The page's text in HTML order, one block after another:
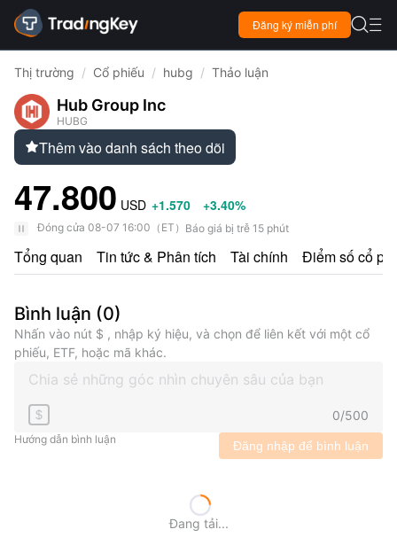
Đăng ký miễn phí  
Thị trường / Cổ phiếu / hubg / Thảo luận
Hub Group Inc
HUBG
Thêm vào danh sách theo dõi
47.800 USD +1.570 +3.40%
Đóng cửa 08-07 16:00 （ ET ） Báo giá bị trễ 15 phút
Tổng quan Tin tức & Phân tích Tài chính Điểm số cổ
Bình luận (0)
Nhấn vào nút $ , nhập ký hiệu, và chọn để liên kết với một cổ
phiếu, ETF, hoặc mã khác.
$ 0/500
Hướng dẫn bình luận Đăng nhập để bình luận
Đang tải...